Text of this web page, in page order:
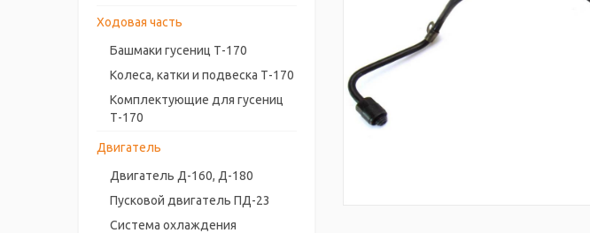
Ходовая часть
Башмаки гусениц Т-170
Колеса, катки и подвеска Т-170
Комплектующие для гусениц
Т-170
Двигатель
Двигатель Д-160, Д-180
Пусковой двигатель ПД-23
Система охлаждения